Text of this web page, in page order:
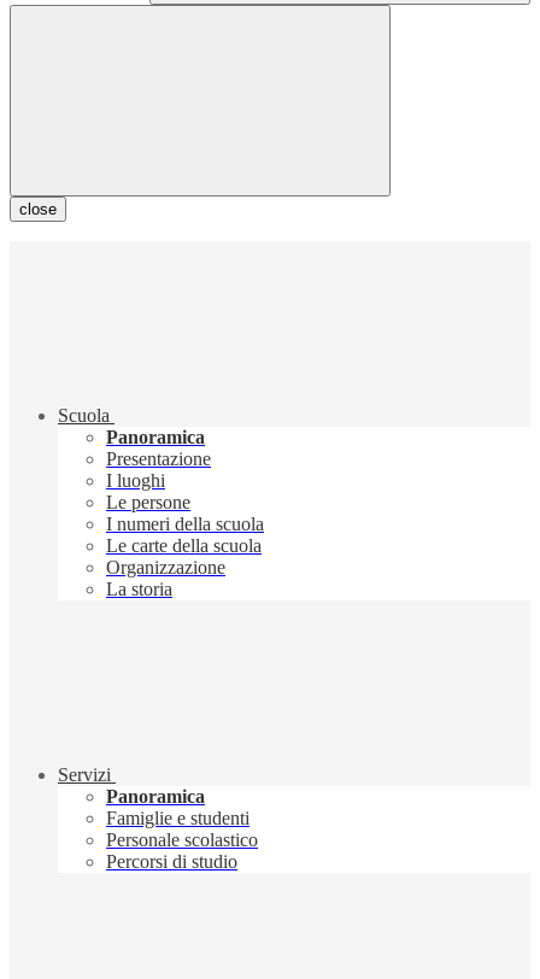
close
Scuola
Panoramica
Presentazione
I luoghi
Le persone
I numeri della scuola
Le carte della scuola
Organizzazione
La storia
Servizi
Panoramica
Famiglie e studenti
Personale scolastico
Percorsi di studio